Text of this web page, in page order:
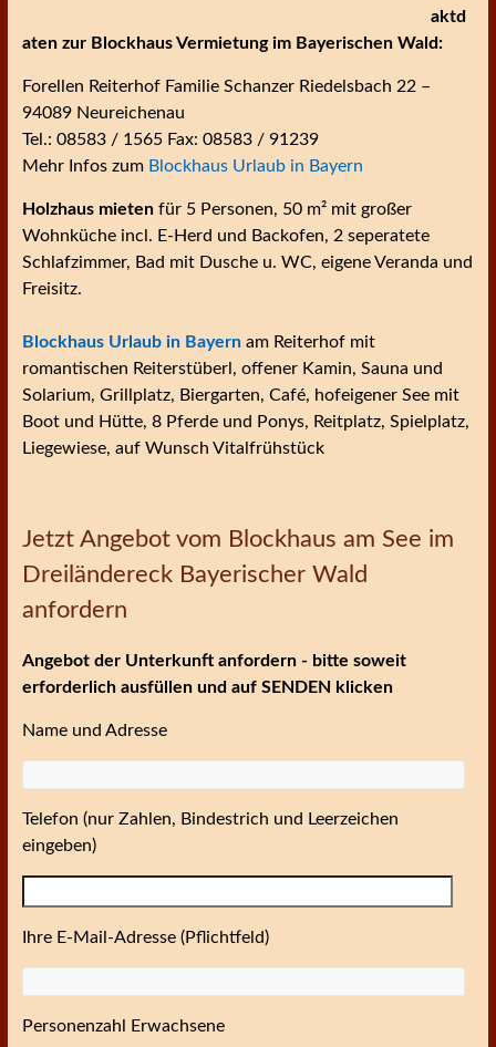
aktd
aten zur Blockhaus Vermietung im Bayerischen Wald:
Forellen Reiterhof Familie Schanzer Riedelsbach 22 –
94089 Neureichenau
Tel.: 08583 / 1565 Fax: 08583 / 91239
Mehr Infos zum Blockhaus Urlaub in Bayern
Holzhaus mietenfür 5 Personen, 50 m² mit großer
Wohnküche incl. E-Herd und Backofen, 2 seperatete
Schlafzimmer, Bad mit Dusche u. WC, eigene Veranda und
Freisitz.
Blockhaus Urlaub in Bayernam Reiterhof mit
romantischen Reiterstüberl, offener Kamin, Sauna und
Solarium, Grillplatz, Biergarten, Café, hofeigener See mit
Boot und Hütte, 8 Pferde und Ponys, Reitplatz, Spielplatz,
Liegewiese, auf Wunsch Vitalfrühstück
Jetzt Angebot vom Blockhaus am See im
Dreiländereck Bayerischer Wald
anfordern
Angebot der Unterkunft anfordern - bitte soweit
erforderlich ausfüllen und auf SENDEN klicken
Name und Adresse
Telefon (nur Zahlen, Bindestrich und Leerzeichen
eingeben)
Ihre E-Mail-Adresse (Pflichtfeld)
Personenzahl Erwachsene